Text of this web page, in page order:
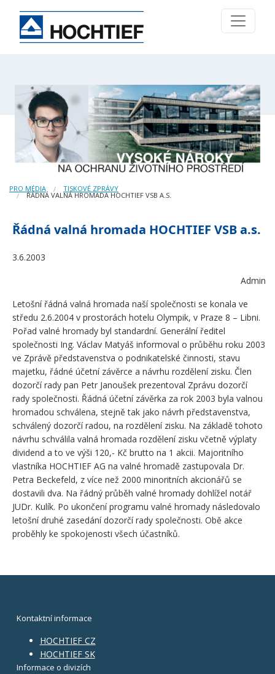
PRO MÉDIA TISKOVÉ ZPRÁVY
ŘÁDNÁ VALNÁ HROMADA HOCHTIEF VSB A.S.
Řádná valná hromada HOCHTIEF VSB a.s.
3.6.2003
Admin
Letošní řádná valná hromada naší společnosti se konala ve
středu 2.6.2004 v prostorách hotelu Olympik, v Praze 8 – Libni.
Pořad valné hromady byl standardní. Generální ředitel
společnosti Ing. Václav Matyáš informoval o průběhu roku 2003
ve Zprávě představenstva o podnikatelské činnosti, stavu
majetku, řádné účetní závěrce a návrhu rozdělení zisku. Člen
dozorčí rady pan Petr Janoušek prezentoval Zprávu dozorčí
rady společnosti. Řádná účetní závěrka za rok 2003 byla valnou
hromadou schválena, stejně tak jako návrh představenstva,
schválený dozorčí radou, na rozdělení zisku. Na základě tohoto
návrhu schválila valná hromada rozdělení zisku včetně výplaty
dividend a to ve výši 120,- Kč brutto na 1 akcii. Majoritního
vlastníka HOCHTIEF AG na valné hromadě zastupovala Dr.
Petra Beckefeld, z více než 2000 minoritních akcionářů se
dostavili dva. Na řádný průběh valné hromady dohlížel notář
JUDr. Kulík. Po ukončení programu valné hromady následovalo
letošní druhé zasedání dozorčí rady společnosti. Obě akce
proběhly ke spokojenosti všech účastníků.
Kontaktní informace
HOCHTIEF CZ
HOCHTIEF SK
Informace o divizích